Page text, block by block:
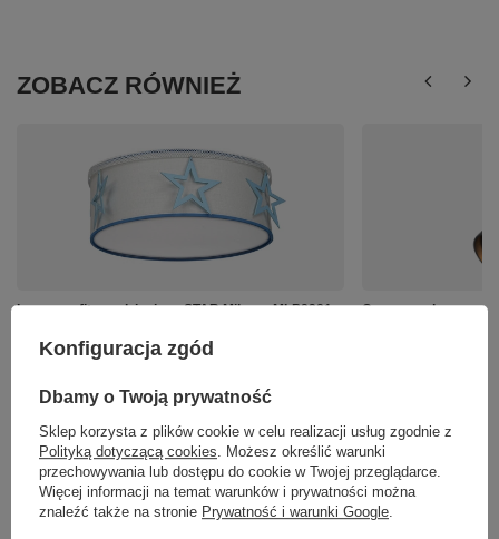
ZOBACZ RÓWNIEŻ
Lampa sufitowa dziecięca STAR Milagro MLP8281
349,00 zł szt.
Czarna ruchoma
Konfiguracja zgód
Dbamy o Twoją prywatność
Sklep korzysta z plików cookie w celu realizacji usług zgodnie z
Polityką dotyczącą cookies. Możesz określić warunki
przechowywania lub dostępu do cookie w Twojej przeglądarce.
Więcej informacji na temat warunków i prywatności można
znaleźć także na stronie Prywatność i warunki Google.